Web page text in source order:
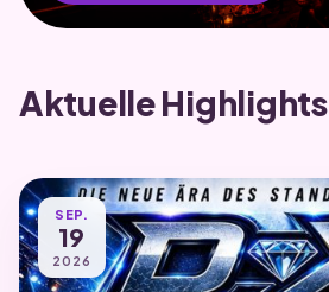
Aktuelle Highlights
SEP.
19
2026